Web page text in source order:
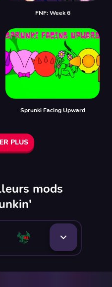
FNF: Week 6
Sprunki Facing Upward
PLUS
mods